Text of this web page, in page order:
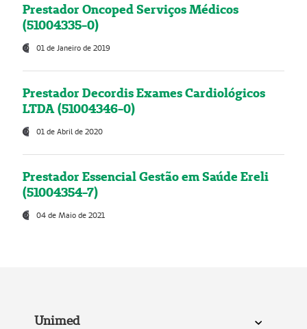
Prestador Oncoped Serviços Médicos
(51004335-0)
01 de Janeiro de 2019
Prestador Decordis Exames Cardiológicos
LTDA (51004346-0)
01 de Abril de 2020
Prestador Essencial Gestão em Saúde Ereli
(51004354-7)
04 de Maio de 2021
Unimed